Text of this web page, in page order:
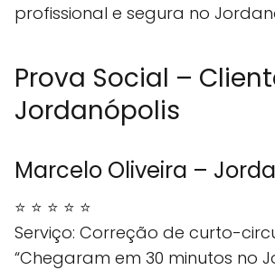
profissional e segura no
Prova Social –
Jordanópolis
Marcelo Oliveira –
⭐ ⭐ ⭐ ⭐ ⭐
Serviço: Correção de curto-
“Chegaram em 30 minutos no